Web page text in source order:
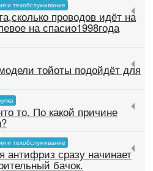
и техобслуживание
проводов идёт на
на спасио1998года
тойоты подойдёт для
то. По какой причине
и техобслуживание
антифриз сразу начинает
бачок.